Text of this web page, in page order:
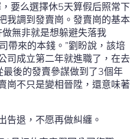
要么選擇休5天算假后照常下
我調到發賣崗。發賣崗的基本
無非就是想躲避失落我
帶來的本錢。”劉盼說，該培
司成立第二年就進職了，在去
後的發賣參謀做到了3個年
崗不只是變相晉陞，還意味著
告退，不愿再做糾纏。